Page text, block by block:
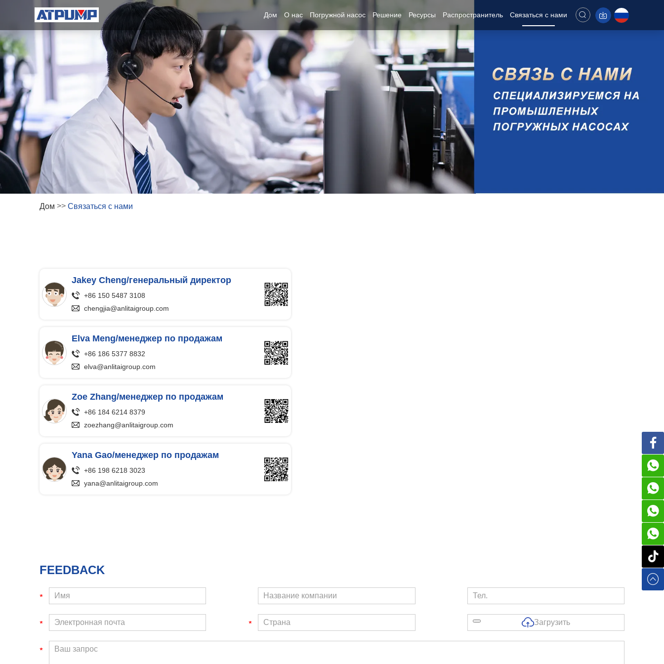
Дом О нас Погружной насос Решение Ресурсы Распространитель Связаться с нами
Дом >> Связаться с нами
Jakey Cheng/генеральный директор
+86 150 5487 3108
chengjia@anlitaigroup.com
Elva Meng/менеджер по продажам
+86 186 5377 8832
elva@anlitaigroup.com
Zoe Zhang/менеджер по продажам
+86 184 6214 8379
zoezhang@anlitaigroup.com
Yana Gao/менеджер по продажам
+86 198 6218 3023
yana@anlitaigroup.com
FEEDBACK
Загрузить